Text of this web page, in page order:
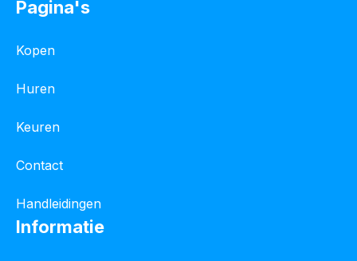
Pagina's
Kopen
Huren
Keuren
Contact
Handleidingen
Informatie